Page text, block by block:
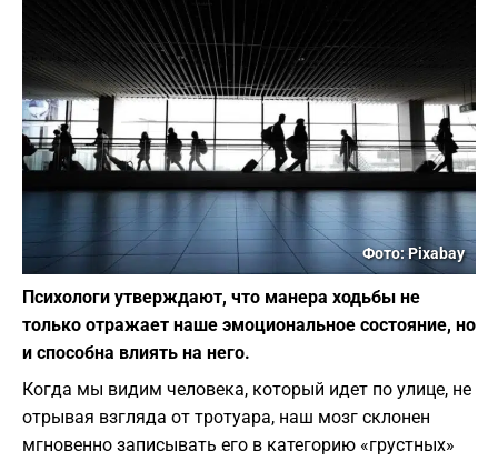
Фото: Pixabay
Психологи утверждают, что манера ходьбы не
только отражает наше эмоциональное состояние, но
и способна влиять на него.
​Когда мы видим человека, который идет по улице, не
отрывая взгляда от тротуара, наш мозг склонен
мгновенно записывать его в категорию «грустных»